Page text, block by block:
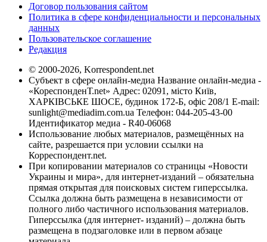
Договор пользования сайтом
Политика в сфере конфиденциальности и персональных
данных
Пользовательское соглашение
Редакция
© 2000-2026, Korrespondent.net
Субъект в сфере онлайн-медиа Название онлайн-медиа -
«КореспонденТ.net» Адрес: 02091, місто Київ,
ХАРКІВСЬКЕ ШОСЕ, будинок 172-Б, офіс 208/1 E-mail:
sunlight@mediadim.com.ua Телефон: 044-205-43-00
Идентификатор медиа - R40-06068
Использование любых материалов, размещённых на
сайте, разрешается при условии ссылки на
Корреспондент.net.
При копировании материалов со страницы «Новости
Украины и мира», для интернет-изданий – обязательна
прямая открытая для поисковых систем гиперссылка.
Ссылка должна быть размещена в независимости от
полного либо частичного использования материалов.
Гиперссылка (для интернет- изданий) – должна быть
размещена в подзаголовке или в первом абзаце